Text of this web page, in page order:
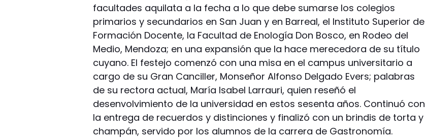
facultades aquilata a la fecha a lo que debe sumarse los colegios
primarios y secundarios en San Juan y en Barreal, el Instituto Superior de
Formación Docente, la Facultad de Enología Don Bosco, en Rodeo del
Medio, Mendoza; en una expansión que la hace merecedora de su título
cuyano. El festejo comenzó con una misa en el campus universitario a
cargo de su Gran Canciller, Monseñor Alfonso Delgado Evers; palabras
de su rectora actual, María Isabel Larrauri, quien reseñó el
desenvolvimiento de la universidad en estos sesenta años. Continuó con
la entrega de recuerdos y distinciones y finalizó con un brindis de torta y
champán, servido por los alumnos de la carrera de Gastronomía.